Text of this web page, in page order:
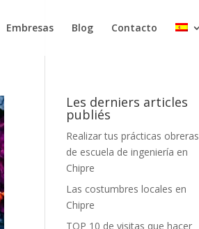
Embresas Blog Contacto
Les derniers articles
publiés
Realizar tus prácticas obreras
de escuela de ingeniería en
Chipre
Las costumbres locales en
Chipre
TOP 10 de visitas que hacer